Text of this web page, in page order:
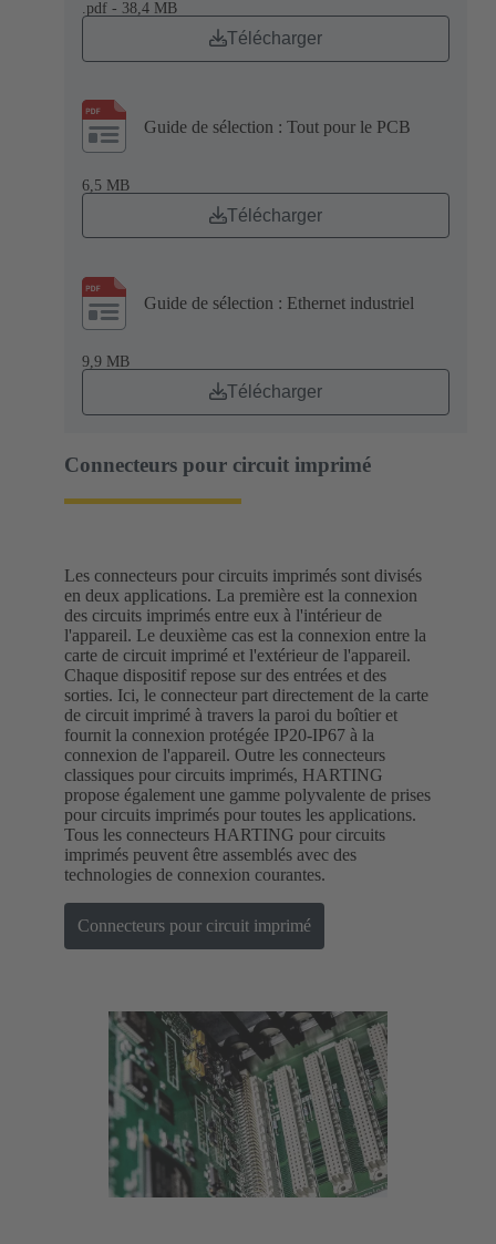
.pdf - 38,4 MB
Télécharger
Guide de sélection : Tout pour le PCB
6,5 MB
Télécharger
Guide de sélection : Ethernet industriel
9,9 MB
Télécharger
Connecteurs pour circuit imprimé
Les connecteurs pour circuits imprimés sont divisés
en deux applications. La première est la connexion
des circuits imprimés entre eux à l'intérieur de
l'appareil. Le deuxième cas est la connexion entre la
carte de circuit imprimé et l'extérieur de l'appareil.
Chaque dispositif repose sur des entrées et des
sorties. Ici, le connecteur part directement de la carte
de circuit imprimé à travers la paroi du boîtier et
fournit la connexion protégée IP20-IP67 à la
connexion de l'appareil. Outre les connecteurs
classiques pour circuits imprimés, HARTING
propose également une gamme polyvalente de prises
pour circuits imprimés pour toutes les applications.
Tous les connecteurs HARTING pour circuits
imprimés peuvent être assemblés avec des
technologies de connexion courantes.
Connecteurs pour circuit imprimé